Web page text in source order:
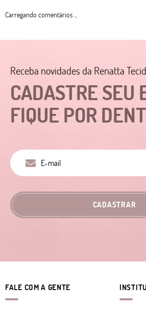
Carregando comentários ...
CADASTRE SEU
FIQUE POR
Receba novidades da Renatta
CADASTRAR
FALE COM A GENTE